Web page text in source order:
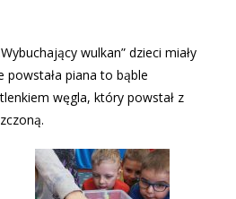
wulkan” dzieci miały
piana to bąble
węgla, który powstał z